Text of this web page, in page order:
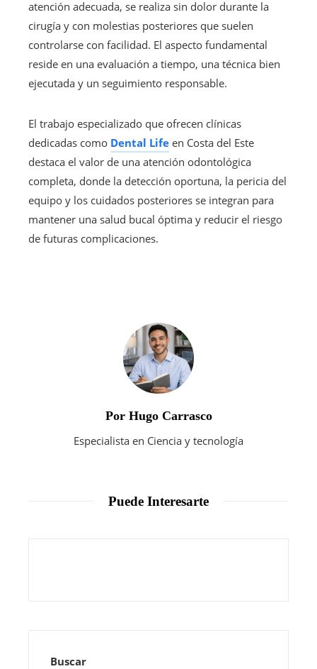
atención adecuada, se realiza sin dolor durante la
cirugía y con molestias posteriores que suelen
controlarse con facilidad. El aspecto fundamental
reside en una evaluación a tiempo, una técnica bien
ejecutada y un seguimiento responsable.
El trabajo especializado que ofrecen clínicas
dedicadas como Dental Life en Costa del Este
destaca el valor de una atención odontológica
completa, donde la detección oportuna, la pericia del
equipo y los cuidados posteriores se integran para
mantener una salud bucal óptima y reducir el riesgo
de futuras complicaciones.
Por Hugo Carrasco
Especialista en Ciencia y tecnología
Puede Interesarte
Buscar